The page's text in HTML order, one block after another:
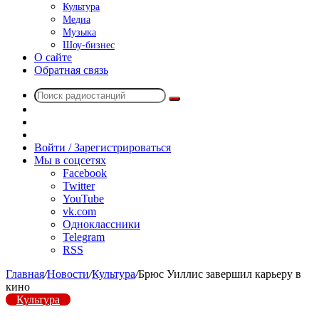
Культура
Медиа
Музыка
Шоу-бизнес
О сайте
Обратная связь
Поиск
радио
Войти / Зарегистрироваться
Мы в соцсетях
Facebook
Twitter
YouTube
vk.com
Одноклассники
Telegram
RSS
Главная/Новости/Культура/Брюс Уиллис завершил карьеру в
кино
Культура